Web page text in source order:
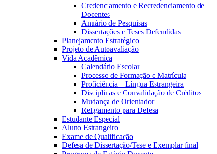
Credenciamento e Recredenciamento de
Docentes
Anuário de Pesquisas
Dissertações e Teses Defendidas
Planejamento Estratégico
Projeto de Autoavaliação
Vida Acadêmica
Calendário Escolar
Processo de Formação e Matrícula
Proficiência – Língua Estrangeira
Disciplinas e Convalidação de Créditos
Mudança de Orientador
Religamento para Defesa
Estudante Especial
Aluno Estrangeiro
Exame de Qualificação
Defesa de Dissertação/Tese e Exemplar final